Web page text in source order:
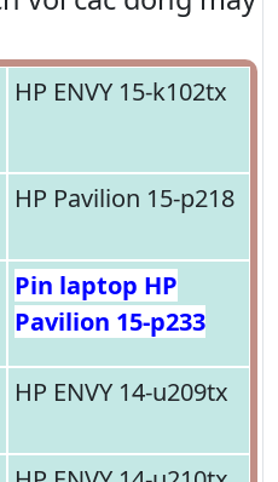
HP ENVY 15-k102tx
HP Pavilion 15-p218
Pin laptop HP
Pavilion 15-p233
HP ENVY 14-u209tx